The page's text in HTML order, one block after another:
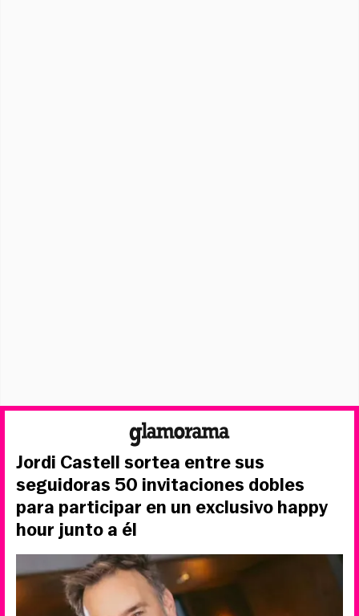
Jordi Castell sortea entre sus
seguidoras 50 invitaciones dobles
para participar en un exclusivo happy
hour junto a él